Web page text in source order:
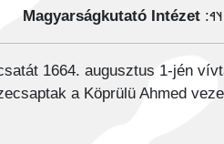
Magyarságkutató Intézet
1664. augusztus 1-jén
a Köprülü Ahmed